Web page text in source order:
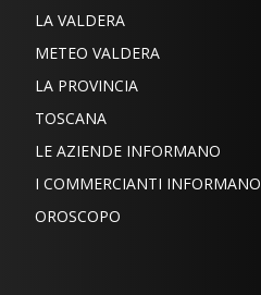
LA VALDERA
METEO VALDERA
LA PROVINCIA
TOSCANA
LE AZIENDE INFORMANO
I COMMERCIANTI INFORMANO
OROSCOPO